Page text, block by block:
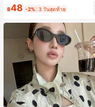
฿48 -2% 3 วันสุดท้าย